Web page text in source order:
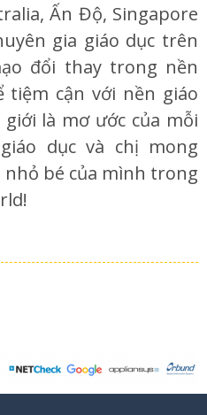
Ấn Độ, Singapore
gia giáo dục trên
đổi thay trong nền
tiệm cận với nền giáo
là mơ ước của mỗi
dục và chị mong
bé của mình trong